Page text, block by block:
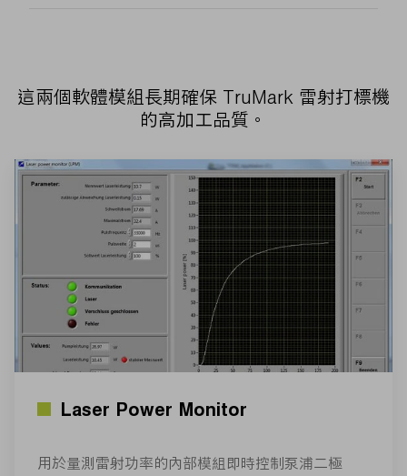
這兩個軟體模組長期確保 TruMark 雷射打標機
的高加工品質。
Laser Power Monitor
用於量測雷射功率的內部模組即時控制泵浦二極